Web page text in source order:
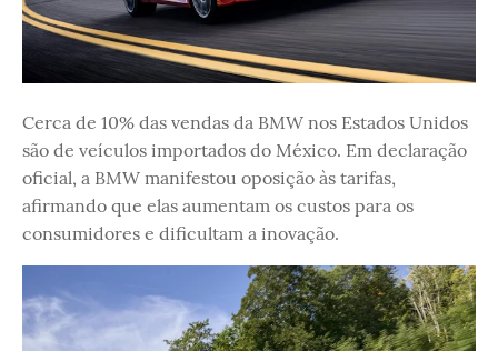
Cerca de 10% das vendas da BMW nos Estados Unidos
são de veículos importados do México. Em declaração
oficial, a BMW manifestou oposição às tarifas,
afirmando que elas aumentam os custos para os
consumidores e dificultam a inovação.